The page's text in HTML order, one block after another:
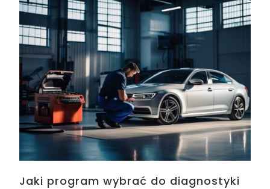
Jaki program wybrać do diagnostyki